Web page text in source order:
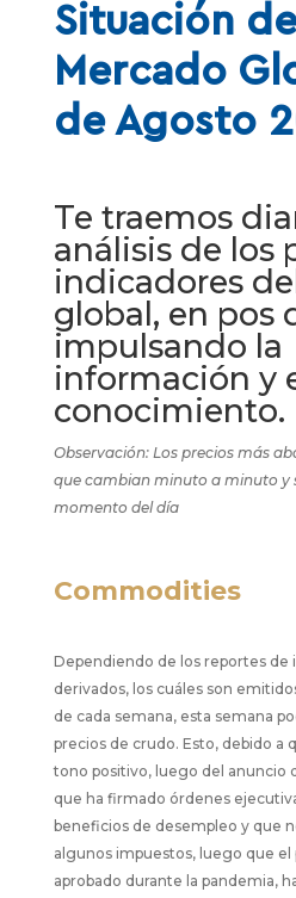
Situación
Mercado
de Agosto
Te traemos
análisis de los
indicadores
global, en pos
impulsando la
información y
conocimiento.
Observación: Los precios más
que cambian minuto a minuto y
momento del día
Commodities
Dependiendo de los reportes de
derivados, los cuáles son
de cada semana, esta semana
precios de crudo. Esto, debido a
tono positivo, luego del anuncio
que ha firmado órdenes
beneficios de desempleo y que
algunos impuestos, luego que
aprobado durante la pandemia,